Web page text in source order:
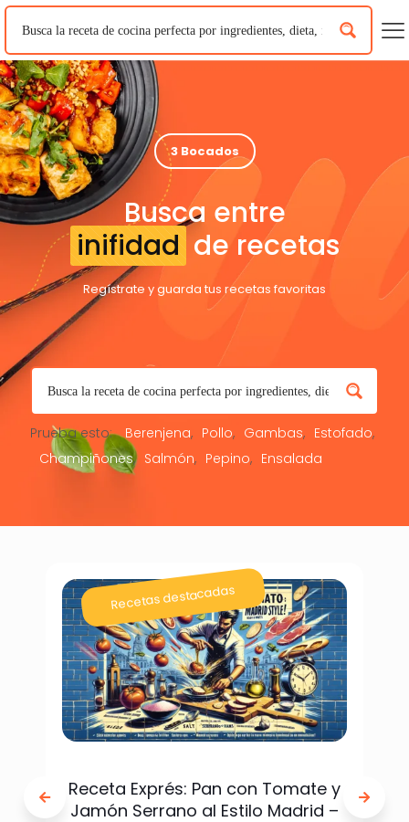
3 Bocados
Busca entre
inifidad de recetas
Regístrate y guarda tus recetas favoritas
Prueba esto: Berenjena Pollo Gambas
Estofado
Champiñones
Salmón Pepino Ensalada
Recetas destacadas
Receta Exprés: Pan con Tomate y
Jamón Serrano al Estilo Madrid –